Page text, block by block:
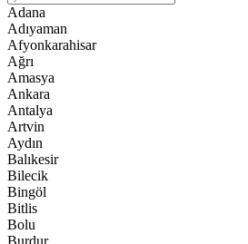
Adana
Adıyaman
Afyonkarahisar
Ağrı
Amasya
Ankara
Antalya
Artvin
Aydın
Balıkesir
Bilecik
Bingöl
Bitlis
Bolu
Burdur